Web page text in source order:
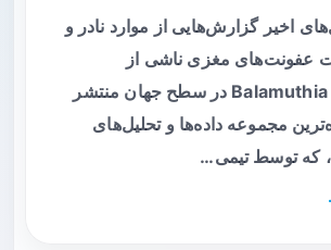
اخیر گزارش‌هایی از موارد نادر و
عفونت‌های مغزی ناشی از
Balamuthia mandrillaris در سطح جهان منتشر
مجموعه داده‌ها و تحلیل‌های
که توسط تیمی…